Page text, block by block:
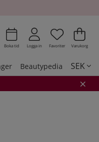
Boka tid Logga in Antal i
.
Favoriter .
Varukorg
Beautypedia SEK